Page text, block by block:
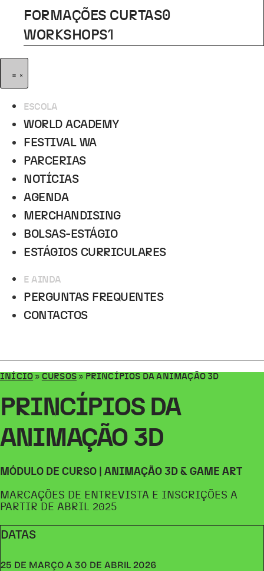
FORMAÇÕES CURTAS0
WORKSHOPS1
ESCOLA
WORLD ACADEMY
FESTIVAL WA
PARCERIAS
NOTÍCIAS
AGENDA
MERCHANDISING
BOLSAS-ESTÁGIO
ESTÁGIOS CURRICULARES
E AINDA
PERGUNTAS FREQUENTES
CONTACTOS
INÍCIO » CURSOS » PRINCÍPIOS DA ANIMAÇÃO 3D
PRINCÍPIOS DA
ANIMAÇÃO 3D
MÓDULO DE CURSO | ANIMAÇÃO 3D & GAME ART
MARCAÇÕES DE ENTREVISTA E INSCRIÇÕES A
PARTIR DE ABRIL 2025
DATAS
25 DE MARÇO A 30 DE ABRIL 2026